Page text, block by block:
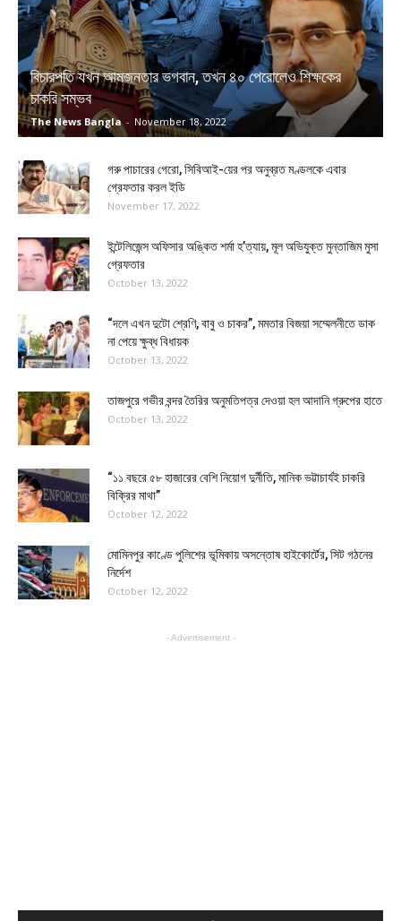
বিচারপতি যখন আমজনতার ভগবান, তখন ৪০ পেরোলেও শিক্ষকের
চাকরি সম্ভব
The News Bangla - November 18, 2022
গরু পাচারের গেরো, সিবিআই-য়ের পর অনুব্রত মণ্ডলকে এবার
গ্রেফতার করল ইডি
November 17, 2022
ইন্টেলিজেন্স অফিসার অঙ্কিত শর্মা হ’ত্যায়, মূল অভিযুক্ত মুন্তাজিম মুসা
গ্রেফতার
October 13, 2022
“দলে এখন দুটো শ্রেণি, বাবু ও চাকর”, মমতার বিজয়া সম্মেলনীতে ডাক
না পেয়ে ক্ষুব্ধ বিধায়ক
October 13, 2022
তাজপুরে গভীর বন্দর তৈরির অনুমতিপত্র দেওয়া হল আদানি গ্রুপের হাতে
October 13, 2022
“১১ বছরে ৫৮ হাজারের বেশি নিয়োগ দুর্নীতি, মানিক ভট্টাচার্যই চাকরি
বিক্রির মাথা”
October 12, 2022
মোমিনপুর কাণ্ডে পুলিশের ভূমিকায় অসন্তোষ হাইকোর্টের, সিট গঠনের
নির্দেশ
October 12, 2022
- Advertisement -